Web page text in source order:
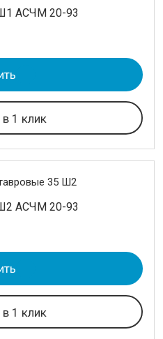
АСЧМ 20-93
1 клик
АСЧМ 20-93
1 клик